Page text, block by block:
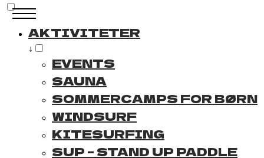
AKTIVITETER
↓
EVENTS
SAUNA
SOMMERCAMPS FOR BØRN
WINDSURF
KITESURFING
SUP – STAND UP PADDLE